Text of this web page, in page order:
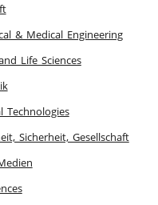
& Medical Engineering
Life Sciences
Technologies
Sicherheit, Gesellschaft